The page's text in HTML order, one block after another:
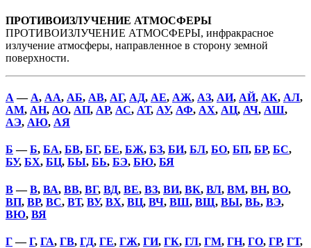
ПРОТИВОИЗЛУЧЕНИЕ АТМОСФЕРЫ
ПРОТИВОИЗЛУЧЕНИЕ АТМОСФЕРЫ, инфракрасное
излучение атмосферы, направленное в сторону земной
поверхности.
А — А, АА, АБ, АВ, АГ, АД, АЕ, АЖ, АЗ, АИ, АЙ, АК, АЛ,
АМ, АН, АО, АП, АР, АС, АТ, АУ, АФ, АХ, АЦ, АЧ, АШ,
АЭ, АЮ, АЯ
Б —Б, БА, БВ, БГ, БЕ, БЖ, БЗ, БИ, БЛ, БО, БП, БР, БС,
БУ, БХ, БЦ, БЫ, БЬ, БЭ, БЮ, БЯ
В—В, ВА, ВВ, ВГ, ВД, ВЕ, ВЗ, ВИ, ВК, ВЛ, ВМ, ВН, ВО,
ВП, ВР, ВС, ВТ, ВУ, ВХ, ВЦ, ВЧ, ВШ, ВЩ, ВЫ, ВЬ, ВЭ,
ВЮ, ВЯ
Г—Г, ГА, ГВ, ГД, ГЕ, ГЖ, ГИ, ГК, ГЛ, ГМ, ГН, ГО, ГР, ГТ,